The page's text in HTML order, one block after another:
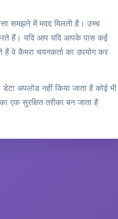
समझने में मदद मिलती है। उच्च
हैं। यदि आप यदि आपके पास कई
वे कैमरा चयनकर्ता का उपयोग कर
अपलोड नहीं किया जाता है कोई भी
एक सुरक्षित तरीका बन जाता है